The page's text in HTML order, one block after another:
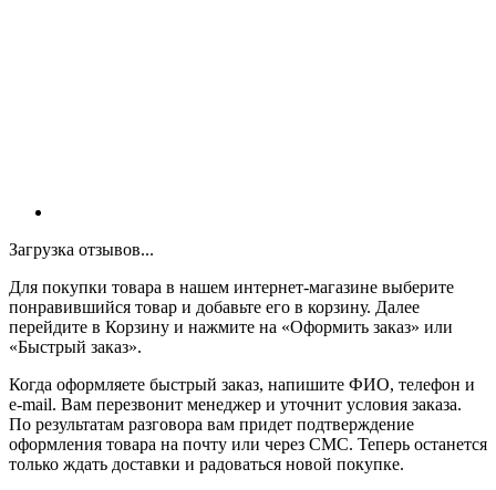
Загрузка отзывов...
Для покупки товара в нашем интернет-магазине выберите
понравившийся товар и добавьте его в корзину. Далее
перейдите в Корзину и нажмите на «Оформить заказ» или
«Быстрый заказ».
Когда оформляете быстрый заказ, напишите ФИО, телефон и
e-mail. Вам перезвонит менеджер и уточнит условия заказа.
По результатам разговора вам придет подтверждение
оформления товара на почту или через СМС. Теперь останется
только ждать доставки и радоваться новой покупке.